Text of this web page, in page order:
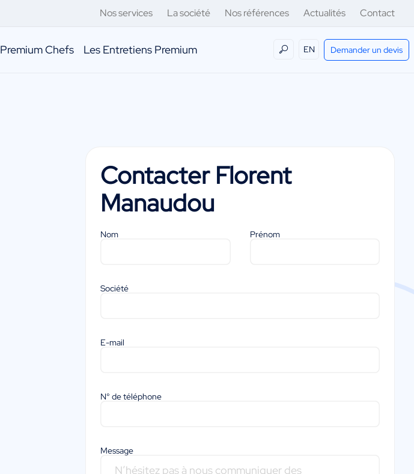
Nos services La société Nos références Actualités Contact
Premium Chefs Les Entretiens Premium EN Demander un devis
Contacter Florent
Manaudou
Nom Prénom
Société
E-mail
N° de téléphone
Message